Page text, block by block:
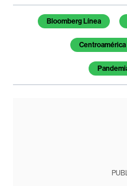
Temas de este artículo
Bloomberg Línea
Centroamérica